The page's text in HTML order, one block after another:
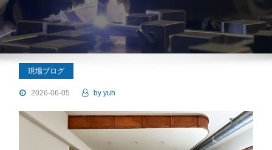
現場ブログ
2026-06-05 by yuh